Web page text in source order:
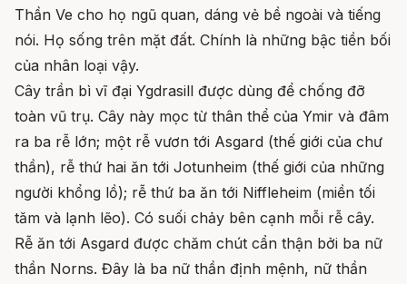
Thần Ve cho họ ngũ quan, dáng vẻ bề ngoài và tiếng
nói. Họ sống trên mặt đất. Chính là những bậc tiền bối
của nhân loại vậy.
Cây trần bì vĩ đại Ygdrasill được dùng để chống đỡ
toàn vũ trụ. Cây này mọc từ thân thể của Ymir và đâm
ra ba rễ lớn; một rễ vươn tới Asgard (thế giới của chư
thần), rễ thứ hai ăn tới Jotunheim (thế giới của những
người khổng lồ); rễ thứ ba ăn tới Niffleheim (miền tối
tăm và lạnh lẽo). Có suối chảy bên cạnh mỗi rễ cây.
Rễ ăn tới Asgard được chăm chút cẩn thận bởi ba nữ
thần Norns. Đây là ba nữ thần định mệnh, nữ thần